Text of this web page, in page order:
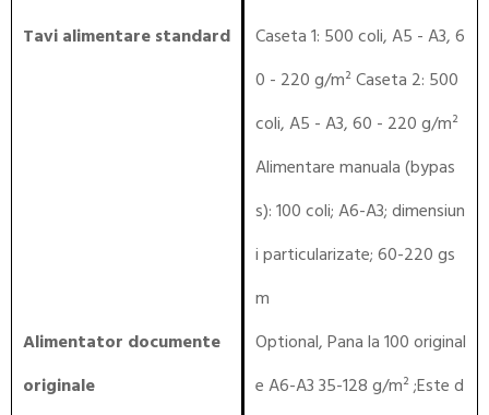
Tavi alimentare standard
Caseta 1: 500 coli, A5 - A3, 6
0 - 220 g/m² Caseta 2: 500
coli, A5 - A3, 60 - 220 g/m²
Alimentare manuala (bypas
s): 100 coli; A6-A3; dimensiun
i particularizate; 60-220 gs
m
Alimentator documente
originale
Optional, Pana la 100 original
e A6-A3 35-128 g/m² ;Este d